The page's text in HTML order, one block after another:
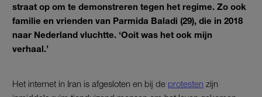
straat op om te demonstreren tegen het regime. Zo ook
familie en vrienden van Parmida Baladi (29), die in 2018
naar Nederland vluchtte. ‘Ooit was het ook mijn
verhaal.’
Het internet in Iran is afgesloten en bij de protesten zijn